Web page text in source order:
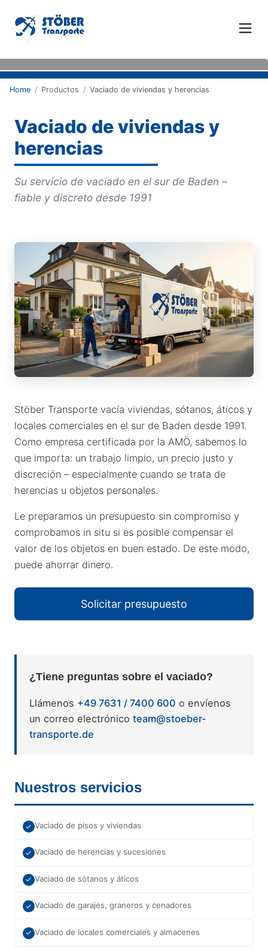
Home / Productos / Vaciado de viviendas y herencias
Vaciado de viviendas y
herencias
Su servicio de vaciado en el sur de Baden –
fiable y discreto desde 1991
Stöber Transporte vacía viviendas, sótanos, áticos y
locales comerciales en el sur de Baden desde 1991.
Como empresa certificada por la AMÖ, sabemos lo
que importa: un trabajo limpio, un precio justo y
discreción – especialmente cuando se trata de
herencias u objetos personales.
Le preparamos un presupuesto sin compromiso y
comprobamos in situ si es posible compensar el
valor de los objetos en buen estado. De este modo,
puede ahorrar dinero.
Solicitar presupuesto
¿Tiene preguntas sobre el vaciado?
Llámenos +49 7631 / 7400 600 o envíenos
un correo electrónico team@stoeber-
transporte.de
Nuestros servicios
Vaciado de pisos y viviendas
Vaciado de herencias y sucesiones
Vaciado de sótanos y áticos
Vaciado de garajes, graneros y cenadores
Vaciado de locales comerciales y almacenes